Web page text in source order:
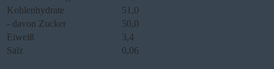
Kohlenhydrate
51,0
- davon Zucker
50,0
Eiweiß
3,4
Salz
0,06